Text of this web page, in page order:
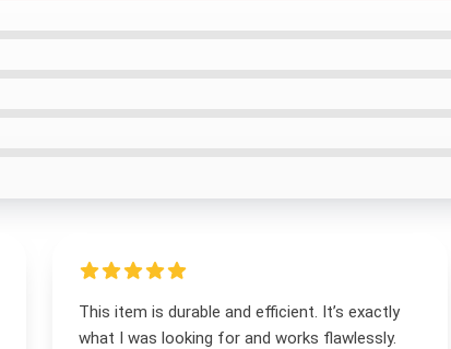
This item is durable and efficient. It’s exactly
what I was looking for and works flawlessly.